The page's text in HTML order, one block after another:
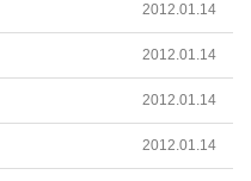
2012.01.14
2012.01.14
2012.01.14
2012.01.14